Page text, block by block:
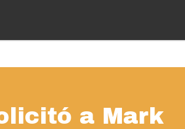
a Mark